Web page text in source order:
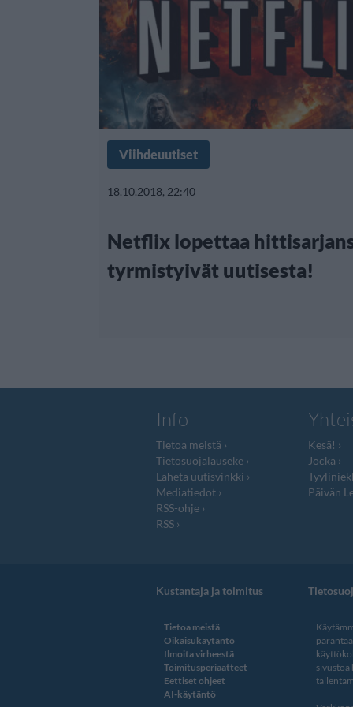
Viihdeuutiset
18.10.2018, 22:40
Netflix lopettaa
tyrmistyivät uutisesta!
Info
Tietoa meistä
Tietosuojalauseke
Lähetä uutisvinkki
Mediatiedot
RSS-ohje
RSS
Kesä!
Jocka
Päivän
Kustantaja ja toimitus
Tietoa meistä
Oikaisukäytäntö
Ilmoita virheestä
Toimitusperiaatteet
Eettiset ohjeet
AI-käytäntö
sivustoa